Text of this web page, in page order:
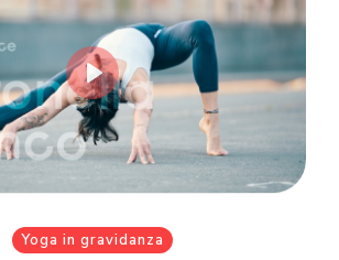
Play
Yoga in gravidanza
il tuo indirizzo email MindBody
che utilizzi per acquistare e
prenotare le lezioni su
milanoyogaspace.com)
Accedi